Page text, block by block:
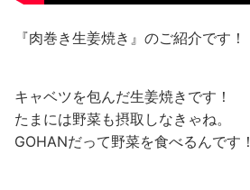
『肉巻き生姜焼き』のご紹介です！
キャベツを包んだ生姜焼きです！
たまには野菜も摂取しなきゃね。
GOHANだって野菜を食べるんです！